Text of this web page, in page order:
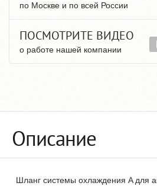
по Москве и по всей России
ПОСМОТРИТЕ ВИДЕО
о работе нашей компании
Описание
Шланг системы охлаждения A для